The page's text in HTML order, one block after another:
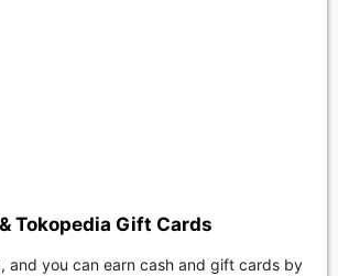
Tokopedia Gift Cards
and you can earn cash and gift cards by